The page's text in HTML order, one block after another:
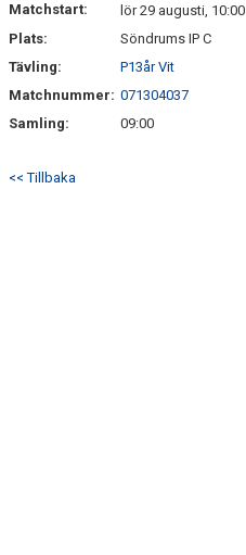
SÖNDRUMS IP
TRYGG I ASTRIO
ASTRIOSHOPEN
Matchstart:
lör 29 augusti, 10:00
Plats:
Söndrums IP C
Tävling:
P13år Vit
Matchnummer: 071304037
Samling:
09:00
<< Tillbaka